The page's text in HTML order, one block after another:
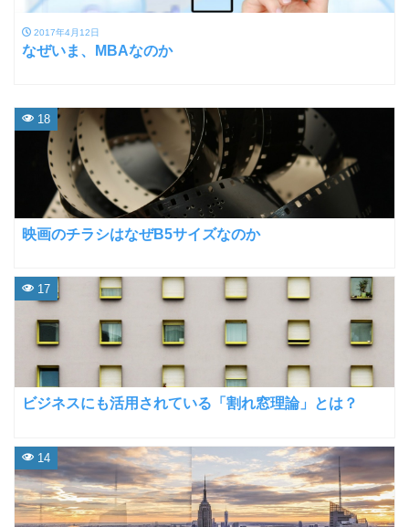
2017年4月12日
なぜいま、MBAなのか
映画のチラシはなぜB5サイズなのか
18
ビジネスにも活用されている「割れ窓理論」とは？
17
14